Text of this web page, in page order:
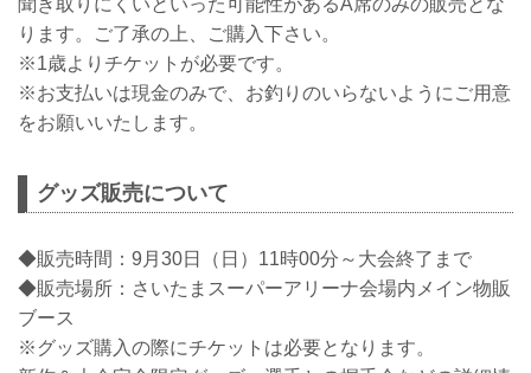
聞き取りにくいといった可能性があるA席のみの販売とな
ります。ご了承の上、ご購入下さい。
※1歳よりチケットが必要です。
※お支払いは現金のみで、お釣りのいらないようにご用意
をお願いいたします。
グッズ販売について
◆販売時間：9月30日（日）11時00分～大会終了まで
◆販売場所：さいたまスーパーアリーナ会場内メイン物販
ブース
※グッズ購入の際にチケットは必要となります。